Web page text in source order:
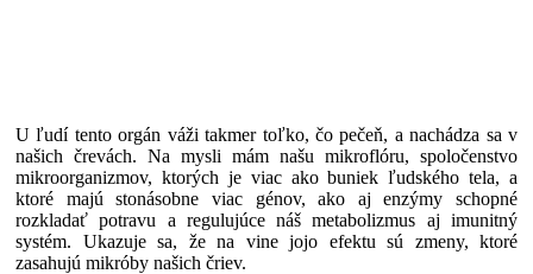
U ľudí tento orgán váži takmer toľko, čo pečeň, a nachádza sa v
našich črevách. Na mysli mám našu mikroflóru, spoločenstvo
mikroorganizmov, ktorých je viac ako buniek ľudského tela, a
ktoré majú stonásobne viac génov, ako aj enzýmy schopné
rozkladať potravu a regulujúce náš metabolizmus aj imunitný
systém. Ukazuje sa, že na vine jojo efektu sú zmeny, ktoré
zasahujú mikróby našich čriev.